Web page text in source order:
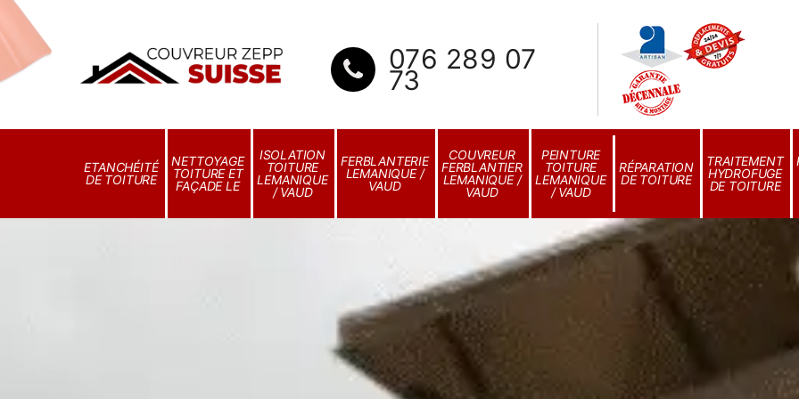
076 289 07
73
ETANCHÉITÉ
DE TOITURE
NETTOYAGE
TOITURE ET
FAÇADE LE
ISOLATION
TOITURE
LEMANIQUE
/ VAUD
FERBLANTERIE
LEMANIQUE /
VAUD
COUVREUR
FERBLANTIER
LEMANIQUE /
VAUD
PEINTURE
TOITURE
LEMANIQUE
/ VAUD
RÉPARATION
DE TOITURE
TRAITEMENT
HYDROFUGE
DE TOITURE